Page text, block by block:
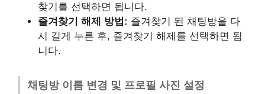
찾기를 선택하면 됩니다.
즐겨찾기 해제 방법: 즐겨찾기 된 채팅방을 다
시 길게 누른 후, 즐겨찾기 해제를 선택하면 됩
니다.
채팅방 이름 변경 및 프로필 사진 설정